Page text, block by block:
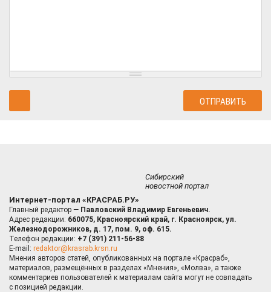
Сибирский
новостной портал
Интернет-портал «КРАСРАБ.РУ»
Главный редактор — Павловский Владимир Евгеньевич.
Адрес редакции: 660075, Красноярский край, г. Красноярск, ул.
Железнодорожников, д. 17, пом. 9, оф. 615.
Телефон редакции: +7 (391) 211-56-88
E-mail: redaktor@krasrab.krsn.ru
Мнения авторов статей, опубликованных на портале «Красраб»,
материалов, размещённых в разделах «Мнения», «Молва», а также
комментариев пользователей к материалам сайта могут не совпадать
с позицией редакции.